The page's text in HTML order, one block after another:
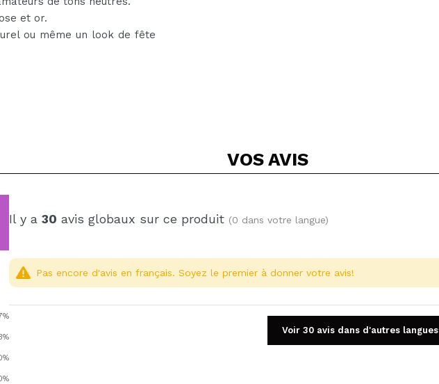
et or.
ou même un look de fête
VOS AVIS
Il y a 30 avis globaux sur ce produit (0 dans votre langue)
Pas encore d'avis en français. Soyez le premier à donner votre avis!
Voir 30 avis dans d'autres langues